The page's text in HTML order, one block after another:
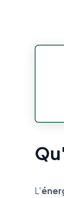
L'